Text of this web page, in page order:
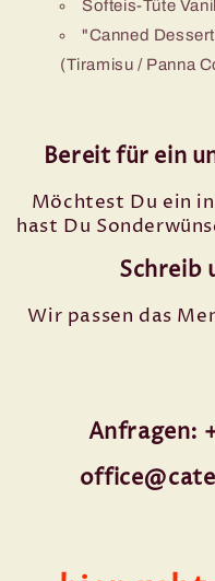
Softeis-Tüte
"Canned
(Tiramisu / Panna
Bereit für ein
Möchtest Du ein
hast Du
Schreib
Wir passen das
Anfragen: